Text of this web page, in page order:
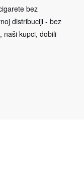
bez
distribuciji - bez
naši kupci, dobili